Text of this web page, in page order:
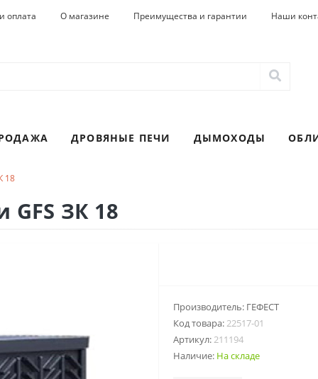
оплата О магазине Преимущества и гарантии Наши
ДРОВЯНЫЕ ПЕЧИ ДЫМОХОДЫ
18
GFS ЗК 18
Производитель: ГЕФЕСТ
Код товара:22517-01
Артикул:211194
Наличие: На складе